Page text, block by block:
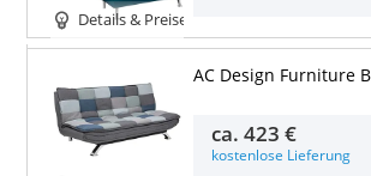
Details & Preise
AC Design Furniture
ca.423 €
kostenlose Lieferung